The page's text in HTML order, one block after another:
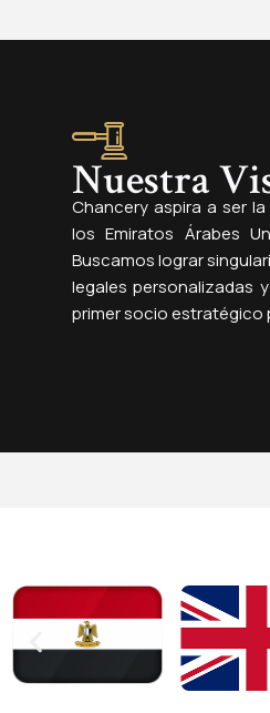
Nuestra
Chancery aspira a ser
los Emiratos Árabes
Buscamos lograr
legales personalizadas
primer socio estratégico